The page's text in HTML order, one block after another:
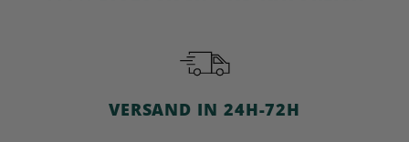
VERSAND IN 24H-72H